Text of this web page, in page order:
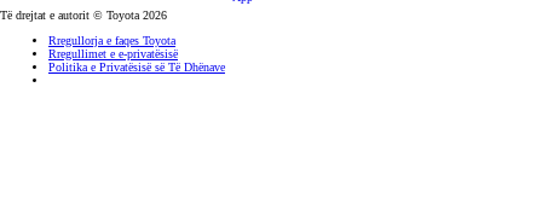
Të drejtat e autorit © Toyota 2026
Rregullorja e faqes Toyota
Rregullimet e e-privatësisë
Politika e Privatësisë së Të Dhënave